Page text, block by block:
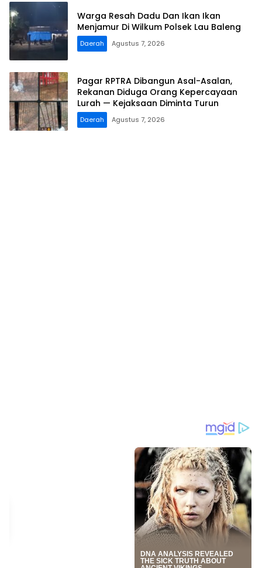
Warga Resah Dadu Dan Ikan Ikan
Menjamur Di Wilkum Polsek Lau Baleng
Daerah Agustus 7, 2026
Pagar RPTRA Dibangun Asal-Asalan,
Rekanan Diduga Orang Kepercayaan
Lurah — Kejaksaan Diminta Turun ​
Daerah Agustus 7, 2026